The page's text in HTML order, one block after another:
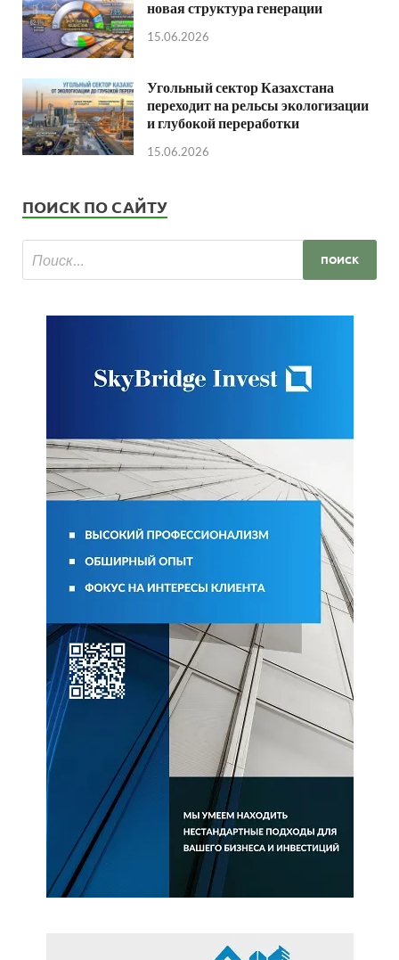
новая структура генерации
15.06.2026
Угольный сектор Казахстана
переходит на рельсы экологизации
и глубокой переработки
15.06.2026
ПОИСК ПО САЙТУ